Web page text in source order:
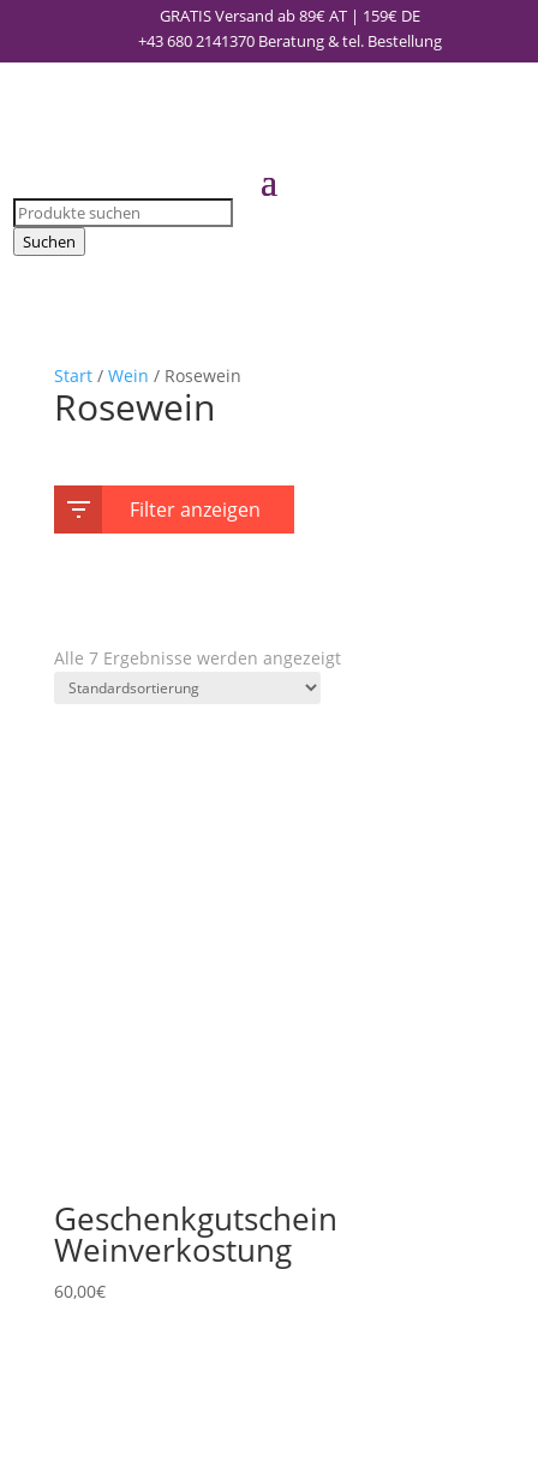
GRATIS Versand ab 89€ AT | 159€ DE
+43 680 2141370 Beratung & tel. Bestellung
Products
search
Suchen
Start/ Wein / Rosewein
Rosewein
Filter anzeigen
Alle 7 Ergebnisse werden angezeigt
Geschenkgutschein
Weinverkostung
60,00€